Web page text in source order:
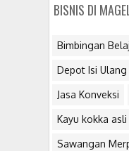
BISNIS DI
Bimbingan
Depot Isi
Jasa Konveksi
Kayu kokka asli
Sawangan